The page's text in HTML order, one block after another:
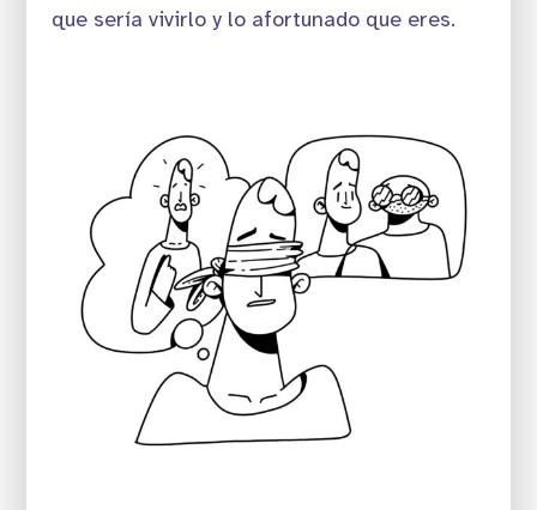
que sería vivirlo y lo afortunado que eres.